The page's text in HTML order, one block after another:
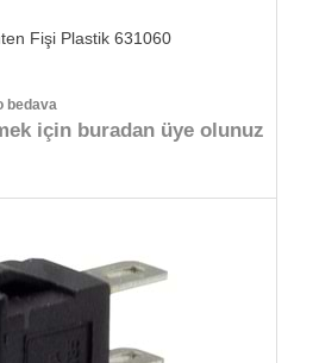
Fişi Plastik 631060
bedava
için buradan üye olunuz